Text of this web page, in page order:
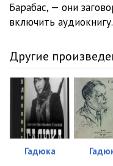
Барабас, — они
включить
Другие
Гадюка